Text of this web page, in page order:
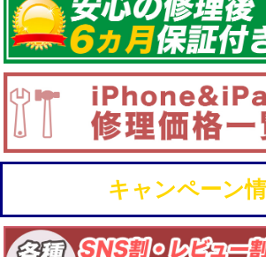
キャンペーン